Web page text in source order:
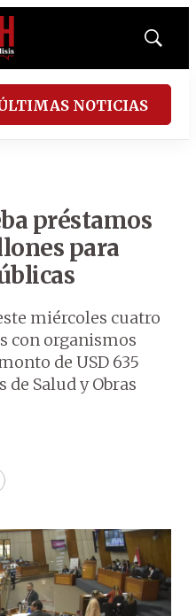
Mostrar
NOTICIAS
préstamos
para
miércoles cuatro
con organismos
de USD 635
Salud y Obras